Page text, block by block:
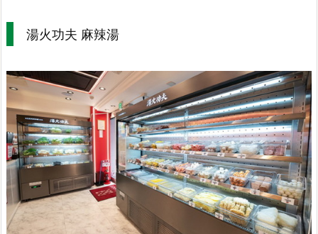
湯火功夫 麻辣湯